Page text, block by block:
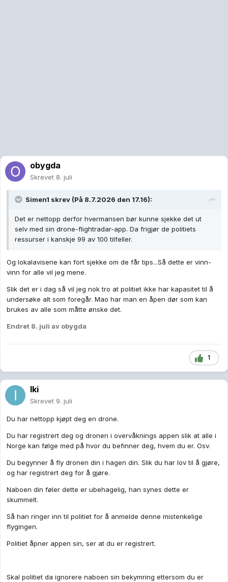
obygda
Skrevet 8. juli
Simen1 skrev (På 8.7.2026 den 17.16):
Det er nettopp derfor hvermansen bør kunne sjekke det ut
selv med sin drone-flightradar-app. Da frigjør de politiets
ressurser i kanskje 99 av 100 tilfeller.
Og lokalavisene kan fort sjekke om de får tips...Så dette er vinn-
vinn for alle vil jeg mene.
Slik det er i dag så vil jeg nok tro at politiet ikke har kapasitet til å
undersøke alt som foregår. Mao har man en åpen dør som kan
brukes av alle som måtte ønske det.
Endret 8. juli av obygda
1
Iki
Skrevet 9. juli
Du har nettopp kjøpt deg en drone.
Du har registrert deg og dronen i overvåknings appen slik at alle i
Norge kan følge med på hvor du befinner deg, hvem du er. Osv.
Du begynner å fly dronen din i hagen din. Slik du har lov til å gjøre,
og har registrert deg for å gjøre.
Naboen din føler dette er ubehagelig, han synes dette er
skummelt.
Så han ringer inn til politiet for å anmelde denne mistenkelige
flygingen.
Politiet åpner appen sin, ser at du er registrert.
Skal politiet da ignorere naboen sin bekymring ettersom du er